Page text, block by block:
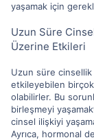
yaşamak için
Uzun Süre
Üzerine Etkileri
Uzun süre cinsellik
etkileyebilen
olabilirler. Bu
birleşmeyi
cinsel ilişkiyi
Ayrıca, hormonal